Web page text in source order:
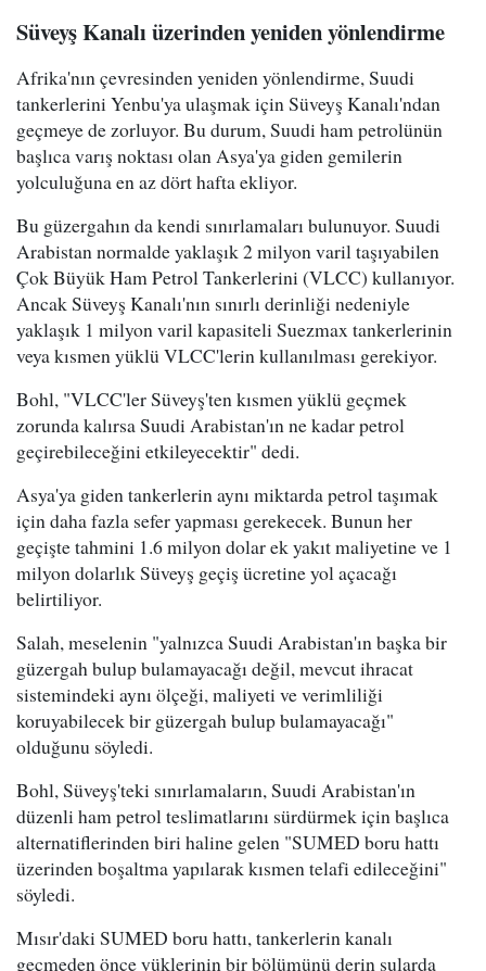
Süveyş Kanalı üzerinden yeniden yönlendirme
Afrika'nın çevresinden yeniden yönlendirme, Suudi
tankerlerini Yenbu'ya ulaşmak için Süveyş Kanalı'ndan
geçmeye de zorluyor. Bu durum, Suudi ham petrolünün
başlıca varış noktası olan Asya'ya giden gemilerin
yolculuğuna en az dört hafta ekliyor.
Bu güzergahın da kendi sınırlamaları bulunuyor. Suudi
Arabistan normalde yaklaşık 2 milyon varil taşıyabilen
Çok Büyük Ham Petrol Tankerlerini (VLCC) kullanıyor.
Ancak Süveyş Kanalı'nın sınırlı derinliği nedeniyle
yaklaşık 1 milyon varil kapasiteli Suezmax tankerlerinin
veya kısmen yüklü VLCC'lerin kullanılması gerekiyor.
Bohl, "VLCC'ler Süveyş'ten kısmen yüklü geçmek
zorunda kalırsa Suudi Arabistan'ın ne kadar petrol
geçirebileceğini etkileyecektir" dedi.
Asya'ya giden tankerlerin aynı miktarda petrol taşımak
için daha fazla sefer yapması gerekecek. Bunun her
geçişte tahmini 1.6 milyon dolar ek yakıt maliyetine ve 1
milyon dolarlık Süveyş geçiş ücretine yol açacağı
belirtiliyor.
Salah, meselenin "yalnızca Suudi Arabistan'ın başka bir
güzergah bulup bulamayacağı değil, mevcut ihracat
sistemindeki aynı ölçeği, maliyeti ve verimliliği
koruyabilecek bir güzergah bulup bulamayacağı"
olduğunu söyledi.
Bohl, Süveyş'teki sınırlamaların, Suudi Arabistan'ın
düzenli ham petrol teslimatlarını sürdürmek için başlıca
alternatiflerinden biri haline gelen "SUMED boru hattı
üzerinden boşaltma yapılarak kısmen telafi edileceğini"
söyledi.
Mısır'daki SUMED boru hattı, tankerlerin kanalı
geçmeden önce yüklerinin bir bölümünü derin sularda